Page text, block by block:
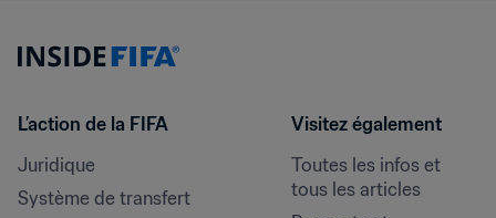
L’action de la FIFA
Juridique
Système de transfert
Visitez également
Toutes les infos et
tous les articles